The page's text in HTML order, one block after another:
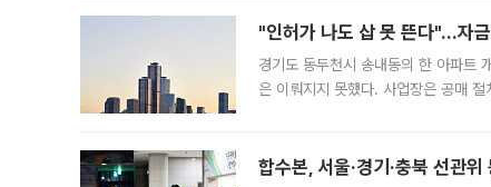
"인허가 나도 삽 못 뜬다"…자
경기도 동두천시 송내동의 한 아파트
은 이뤄지지 못했다. 사업장은 공매
합수본, 서울·경기·충북 선관